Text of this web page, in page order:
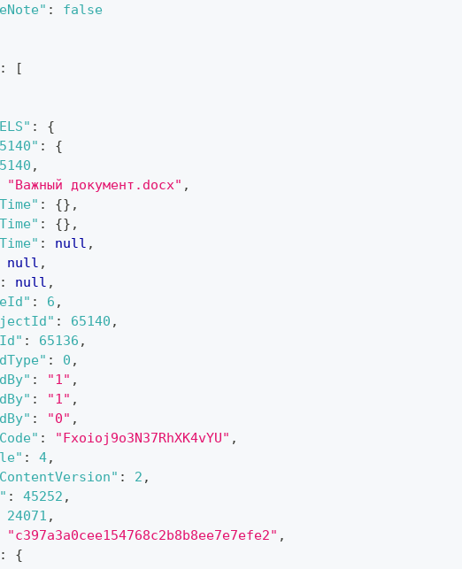
:
false
:
[
:
{
:
{
,
"Важный документ.docx" ,
: {} ,
: {} ,
: null ,
null ,
: null ,
: 6 ,
: 65140 ,
: 65136 ,
: 0 ,
: "1" ,
: "1" ,
: "0" ,
: "Fxoioj9o3N37RhXK4vYU" ,
: 4,
: 2 ,
: 45252 ,
24071 ,
"c397a3a0cee154768c2b8b8ee7e7efe2" ,
:
{